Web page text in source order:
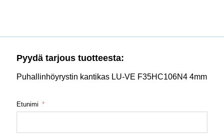
Pyydä tarjous tuotteesta:
Puhallinhöyrystin kantikas LU-VE F35HC106N4 4mm
Etunimi